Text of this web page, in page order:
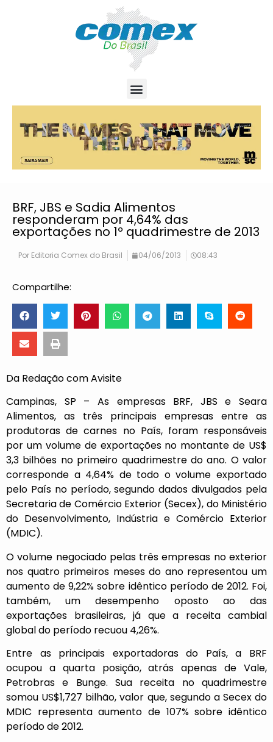
BRF, JBS e Sadia Alimentos
responderam por 4,64% das
exportações no 1º quadrimestre de 2013
Por Editoria Comex do Brasil 04/06/2013 08:43
Compartilhe:
Da Redação com Avisite
Campinas, SP – As empresas BRF, JBS e Seara
Alimentos, as três principais empresas entre as
produtoras de carnes no País, foram responsáveis
por um volume de exportações no montante de US$
3,3 bilhões no primeiro quadrimestre do ano. O valor
corresponde a 4,64% de todo o volume exportado
pelo País no período, segundo dados divulgados pela
Secretaria de Comércio Exterior (Secex), do Ministério
do Desenvolvimento, Indústria e Comércio Exterior
(MDIC).
O volume negociado pelas três empresas no exterior
nos quatro primeiros meses do ano representou um
aumento de 9,22% sobre idêntico período de 2012. Foi,
também, um desempenho oposto ao das
exportações brasileiras, já que a receita cambial
global do período recuou 4,26%.
Entre as principais exportadoras do País, a BRF
ocupou a quarta posição, atrás apenas de Vale,
Petrobras e Bunge. Sua receita no quadrimestre
somou US$1,727 bilhão, valor que, segundo a Secex do
MDIC representa aumento de 107% sobre idêntico
período de 2012.